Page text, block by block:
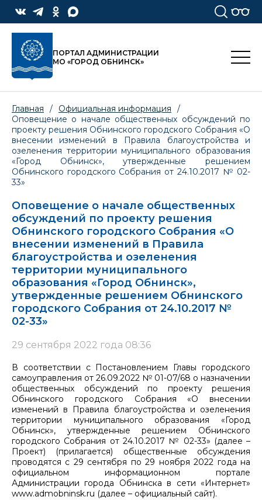
ПОРТАЛ АДМИНИСТРАЦИИ
МО «ГОРОД ОБНИНСК»
Главная / Официальная информация
/
Оповещение о начале общественных обсуждений по
проекту решения Обнинского городского Собрания «О
внесении изменений в Правила благоустройства и
озеленения территории муниципального образования
«Город Обнинск», утвержденные решением
Обнинского городского Собрания от 24.10.2017 № 02-
33»
Оповещение о начале общественных
обсуждений по проекту решения
Обнинского городского Собрания «О
внесении изменений в Правила
благоустройства и озеленения
территории муниципального
образования «Город Обнинск»,
утвержденные решением Обнинского
городского Собрания от 24.10.2017 №
02-33»
29 сентября 2022 года 08:36
В соответствии с Постановлением Главы городского
самоуправления от 26.09.2022 № 01-07/68 о назначении
общественных обсуждений по проекту решения
Обнинского городского Собрания «О внесении
изменений в Правила благоустройства и озеленения
территории муниципального образования «Город
Обнинск», утвержденные решением Обнинского
городского Собрания от 24.10.2017 № 02-33» (далее –
Проект) (прилагается) общественные обсуждения
проводятся с 29 сентября по 29 ноября 2022 года на
официальном информационном портале
Администрации города Обнинска в сети «Интернет»
www.admobninsk.ru (далее – официальный сайт).